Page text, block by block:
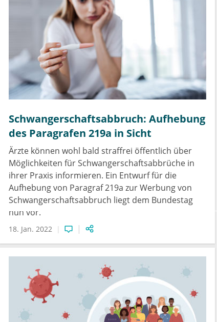
Schwangerschaftsabbruch: Aufhebung
des Paragrafen 219a in Sicht
Ärzte können wohl bald straffrei öffentlich über
Möglichkeiten für Schwangerschaftsabbrüche in
ihrer Praxis informieren. Ein Entwurf für die
Aufhebung von Paragraf 219a zur Werbung von
Schwangerschaftsabbruch liegt dem Bundestag
nun vor.
18. Jan. 2022